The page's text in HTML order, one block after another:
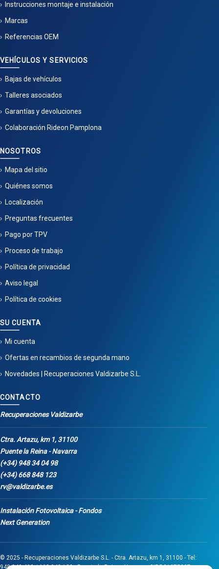
Instrucciones montaje e instalación
Marcas
Referencias OEM
VEHÍCULOS Y SERVICIOS
Bajas de vehículos
Talleres asociados
Garantías y devoluciones
Colaboración Rideon Pamplona
NOSOTROS
Mapa del sitio
Quiénes somos
Localización
Preguntas frecuentes
Pago por TPV
Proceso de trabajo
Política de privacidad
Aviso legal
Política de cookies
SU CUENTA
Mi cuenta
Ofertas en recambios de segunda mano
Novedades | Recuperaciones Valdizarbe S.L.
CONTACTO
Recuperaciones Valdizarbe
Ctra. Artazu, km 1, 31100
Puente la Reina - Navarra
(+34) 948 34 04 98
(+34) 668 848 123
rv@valdizarbe.es
Instalación Fotovoltaica - Fondos
Next Generation
© 2025 - Recuperaciones Valdizarbe S.L. - Ctra. Artazu, km 1, 31100 - Tel:
948 340 498 / 668 848 123 - Puente la Reina - Navarra - CIF B31275837.